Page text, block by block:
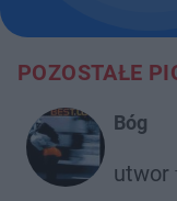
POZOSTAŁE
Bóg
utwor